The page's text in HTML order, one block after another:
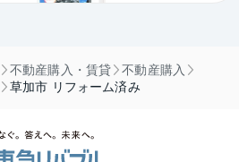
不動産購入・賃貸
不動産購入
草加市 リフォーム済み